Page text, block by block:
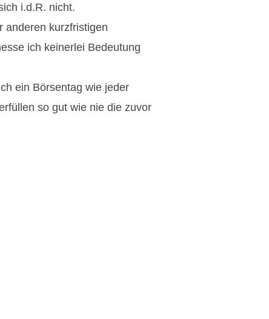
i.d.R. nicht.
anderen kurzfristigen
ich keinerlei Bedeutung
ein Börsentag wie jeder
so gut wie nie die zuvor